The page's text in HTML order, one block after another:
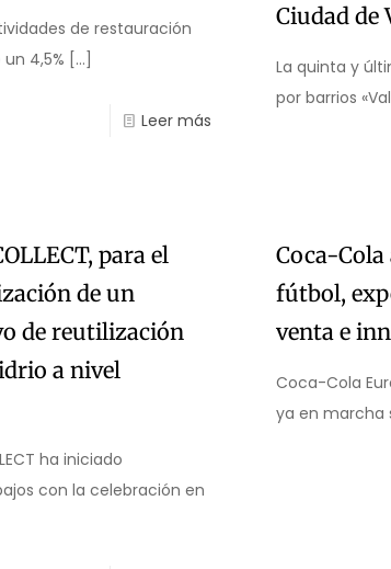
de restauración
4,5% […]
Leer más
Ciudad de
La quinta y
por barrios
para el
de un
de reutilización
a nivel
ha iniciado
con la celebración en
Coca-
fútbol,
venta e
Coca-Cola
ya en marcha